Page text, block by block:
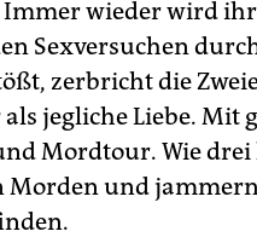
Immer wieder wird
Sexversuchen
zerbricht die
jegliche Liebe. Mit
Mordtour. Wie
Morden und